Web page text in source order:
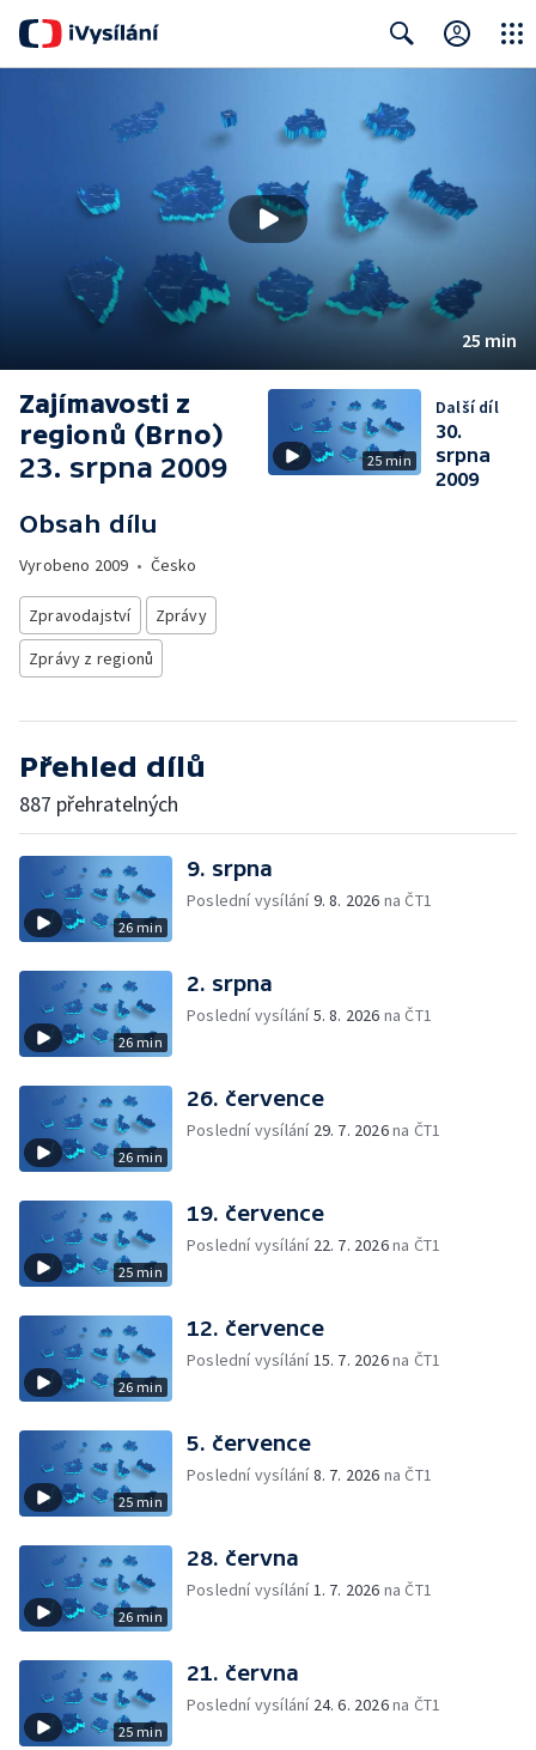
25 min
Zajímavosti z
regionů (Brno)
23. srpna 2009
Obsah dílu
Vyrobeno 2009 • Česko
Zpravodajství
Zprávy
Zprávy z regionů
25 min
Další díl
30.
srpna
2009
Přehled dílů
887 přehratelných
26 min
9. srpna
Poslední vysílání9. 8. 2026 na ČT1
26 min
2. srpna
Poslední vysílání5. 8. 2026 na ČT1
26 min
26. července
Poslední vysílání 29. 7. 2026na ČT1
25 min
19. července
Poslední vysílání 22. 7. 2026na ČT1
26 min
12. července
Poslední vysílání15. 7. 2026na ČT1
25 min
5. července
Poslední vysílání8. 7. 2026 na ČT1
26 min
28. června
Poslední vysílání1. 7. 2026 na ČT1
25 min
21. června
Poslední vysílání 24. 6. 2026na ČT1